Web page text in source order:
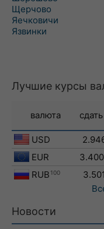
Щерчово
Яечковичи
Язвинки
Лучшие курсы
валюта сдать
USD
EUR
RUB 100 3.501
Новости